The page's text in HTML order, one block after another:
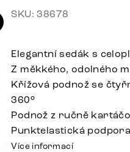
SKU: 38678
Elegantní sedák s
Z měkkého, odolného
Křížová podnož se
360°
Podnož z ručně
Punktelastická
Více informací